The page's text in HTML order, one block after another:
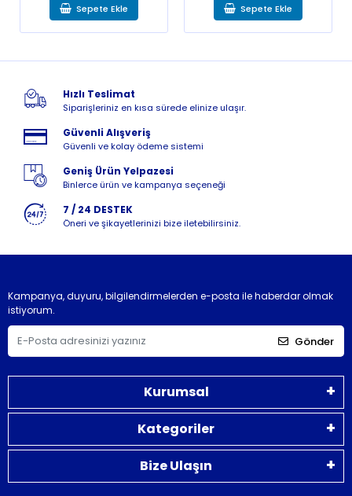
Sepete Ekle Sepete Ekle
Hızlı Teslimat
Siparişleriniz en kısa sürede elinize ulaşır.
Güvenli Alışveriş
Güvenli ve kolay ödeme sistemi
Geniş Ürün Yelpazesi
Binlerce ürün ve kampanya seçeneği
7 / 24 DESTEK
Öneri ve şikayetlerinizi bize iletebilirsiniz.
Kampanya, duyuru, bilgilendirmelerden e-posta ile haberdar olmak
istiyorum.
Gönder
Kurumsal
Kategoriler
Bize Ulaşın